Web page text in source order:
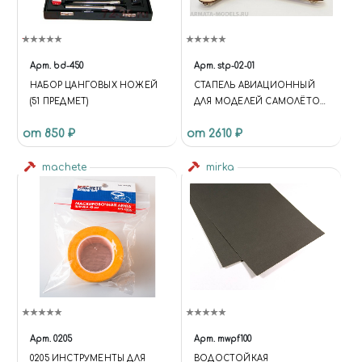
TOP: 120%; }
[];W[L].PUSH({'GTM.START': NEW
S'});VAR
F=D.GETELEMENTSBYTAGNA
ME(S)[0],
DATALAYER'?'&L='+L:'';J.ASYNC=T
'HTTPS://WWW.GOOGLETAGM
ANAGER.COM/GTM.JS?
ID='+I+DL;F.PARENTNODE.INSER
(WINDOW,DOCUMENT,'SCRIPT','
DATALAYER','GTM-KMSRFMHS');
{ "@CONTEXT":
"HTTPS://SCHEMA.ORG",
"@TYPE": "STORE", "NAME":
"ЧУДНЫЙ МИР",
"DESCRIPTION": "ИНТЕРНЕТ-
Арт. bd-450
НАБОР ЦАНГОВЫХ НОЖЕЙ
(51 ПРЕДМЕТ)
от 850 ₽
Арт. stp-02-01
СТАПЕЛЬ АВИАЦИОННЫЙ
ДЛЯ МОДЕЛЕЙ САМОЛЁТОВ
от 2610 ₽
machete
Арт. 0205
0205 ИНСТРУМЕНТЫ ДЛЯ
mirka
Арт. mwpf100
BОДОСТОЙКАЯ